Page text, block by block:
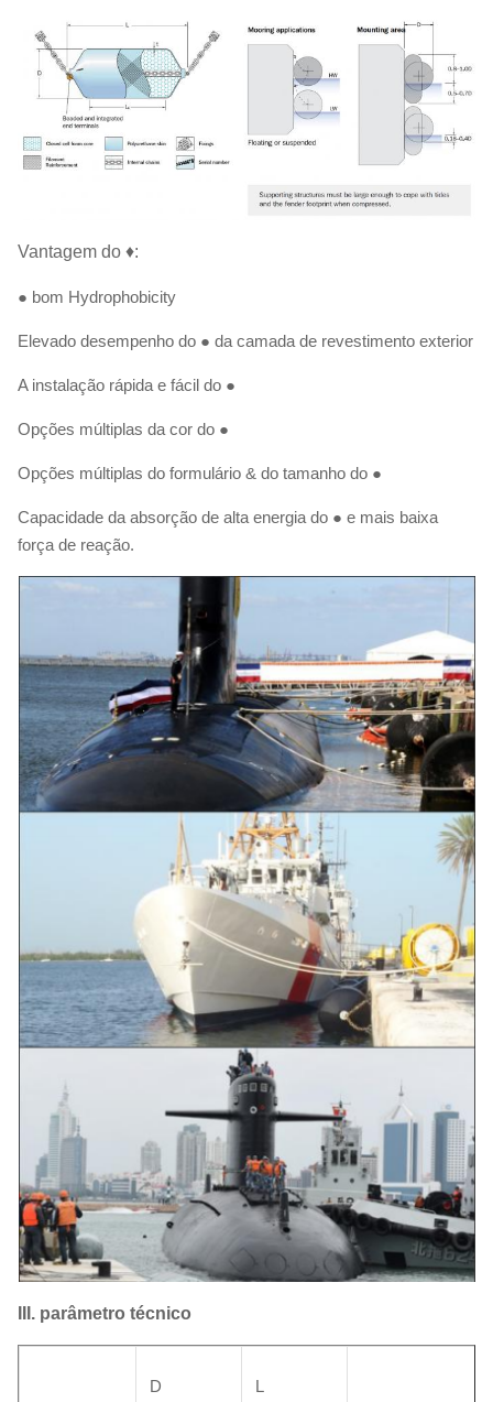
Vantagem do ♦:
● bom Hydrophobicity
Elevado desempenho do ● da camada de revestimento exterior
A instalação rápida e fácil do ●
Opções múltiplas da cor do ●
Opções múltiplas do formulário & do tamanho do ●
Capacidade da absorção de alta energia do ● e mais baixa
força de reação.
III. parâmetro técnico
D
L